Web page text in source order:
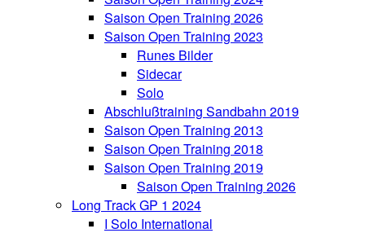
Saison Open Training 2026
Saison Open Training 2023
Runes Bilder
Sidecar
Solo
Abschlußtraining Sandbahn 2019
Saison Open Training 2013
Saison Open Training 2018
Saison Open Training 2019
Saison Open Training 2026
Long Track GP 1 2024
I Solo International